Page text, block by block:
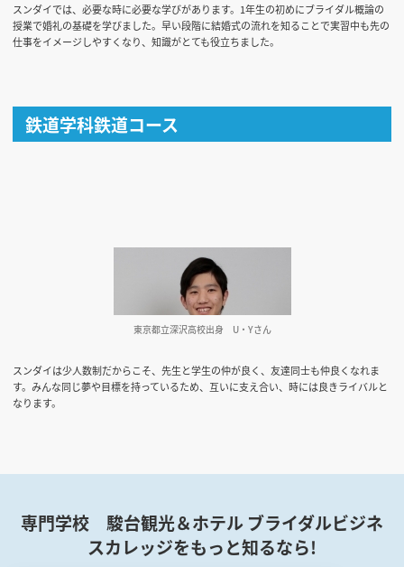
スンダイでは、必要な時に必要な学びがあります。1年生の初めにブライダル概論の
授業で婚礼の基礎を学びました。早い段階に結婚式の流れを知ることで実習中も先の
仕事をイメージしやすくなり、知識がとても役立ちました。
鉄道学科鉄道コース
スンダイは少人数制だからこそ、先生と学生の仲が良く、友達同士も仲良くなれま
す。みんな同じ夢や目標を持っているため、互いに支え合い、時には良きライバルと
なります。
東京都立深沢高校出身 U・Yさん
専門学校 駿台観光＆ホテル ブライダルビジネ
スカレッジをもっと知るなら!